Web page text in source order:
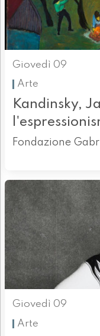
Giovedì 09
Arte
Kandinsky,
Fondazione
Giovedì 09
Arte